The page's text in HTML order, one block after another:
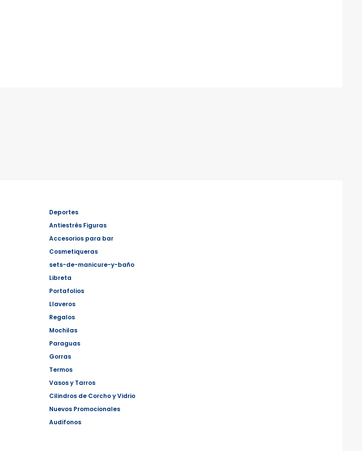
Deportes
Antiestrés Figuras
Accesorios para bar
Cosmetiqueras
sets-de-manicure-y-baño
Libreta
Portafolios
Llaveros
Regalos
Mochilas
Paraguas
Gorras
Termos
Vasos y Tarros
Cilindros de Corcho y Vidrio
Nuevos Promocionales
Audifonos